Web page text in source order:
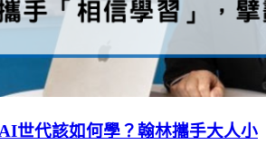
世代該如何學？翰林攜手大人小